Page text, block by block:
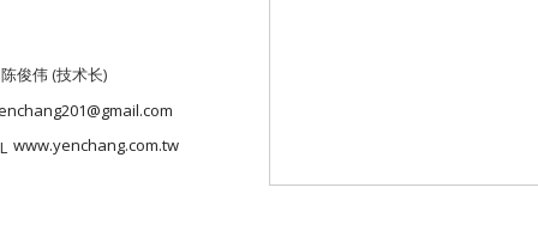
俊伟 (技术长)
www.yenchang.com.tw